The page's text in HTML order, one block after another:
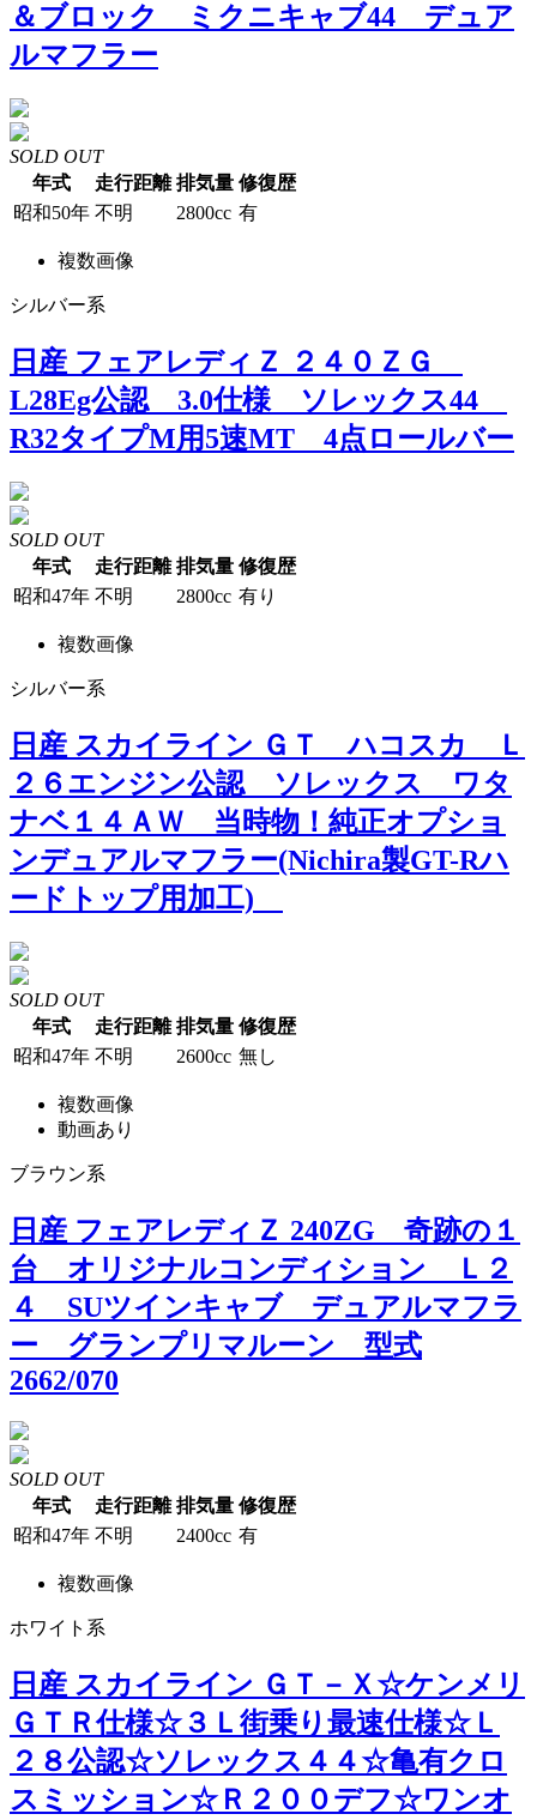
＆ブロック ミクニキャブ44 デュア
ルマフラー
SOLD OUT
年式
走行距離 排気量 修復歴
昭和50年 不明 2800cc 有
複数画像
シルバー系
日産 フェアレディＺ ２４０ＺＧ
L28Eg公認 3.0仕様 ソレックス44
R32タイプM用5速MT 4点ロールバー
SOLD OUT
年式
走行距離 排気量 修復歴
昭和47年 不明 2800cc 有り
複数画像
シルバー系
日産 スカイライン ＧＴ ハコスカ Ｌ
２６エンジン公認 ソレックス ワタ
ナベ１４ＡＷ 当時物！純正オプショ
ンデュアルマフラー(Nichira製GT-Rハ
ードトップ用加工)
SOLD OUT
年式
走行距離 排気量 修復歴
昭和47年 不明 2600cc 無し
複数画像
動画あり
ブラウン系
日産 フェアレディＺ 240ZG 奇跡の１
台 オリジナルコンディション Ｌ２
４ SUツインキャブ デュアルマフラ
ー グランプリマルーン 型式
2662/070
SOLD OUT
年式
走行距離 排気量 修復歴
昭和47年 不明 2400cc 有
複数画像
ホワイト系
日産 スカイライン ＧＴ－Ｘ☆ケンメリ
ＧＴＲ仕様☆３Ｌ街乗り最速仕様☆Ｌ
２８公認☆ソレックス４４☆亀有クロ
スミッション☆Ｒ２００デフ☆ワンオ